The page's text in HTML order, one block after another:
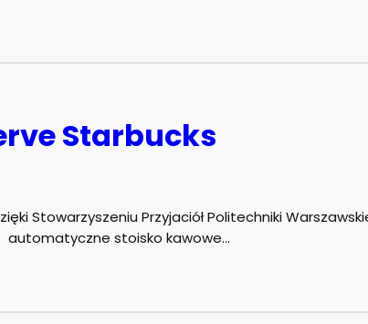
Starbucks
Stowarzyszeniu Przyjaciół Politechniki
automatyczne stoisko kawowe…